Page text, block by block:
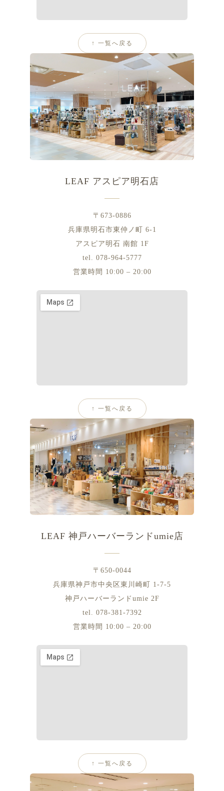
↑ 一覧へ戻る
LEAF アスピア明石店
〒673-0886
兵庫県明石市東仲ノ町 6-1
アスピア明石 南館 1F
tel. 078-964-5777
営業時間 10:00 – 20:00
↑ 一覧へ戻る
LEAF 神戸ハーバーランドumie店
〒650-0044
兵庫県神戸市中央区東川崎町 1-7-5
神戸ハーバーランドumie 2F
tel. 078-381-7392
営業時間 10:00 – 20:00
↑ 一覧へ戻る